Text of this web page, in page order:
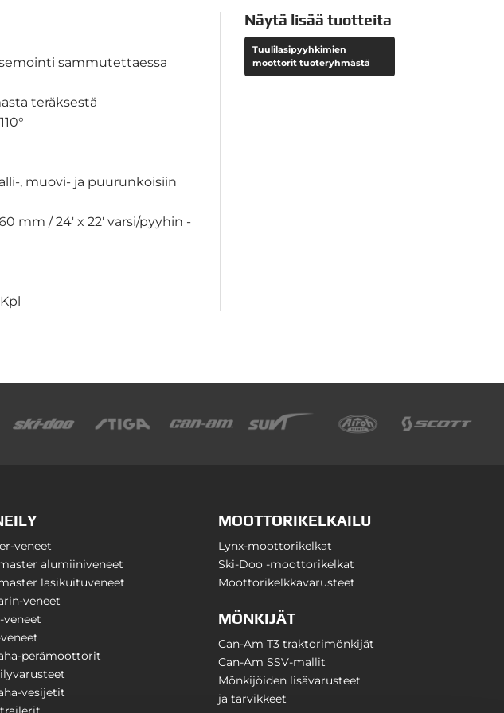
sammutettaessa
teräksestä
, muovi- ja puurunkoisiin
mm / 24' x 22' varsi/pyyhin -
Näytä lisää tuotteita
Tuulilasipyyhkimien
moottorit tuoteryhmästä
veneet
alumiiniveneet
lasikuituveneet
veneet
veneet
perämoottorit
vesijetit
MOOTTORIKELKAILU
Lynx-moottorikelkat
Ski-Doo -moottorikelkat
Moottorikelkkavarusteet
MÖNKIJÄT
Can-Am T3 traktorimönkijät
Can-Am SSV-mallit
Mönkijöiden lisävarusteet
ja tarvikkeet